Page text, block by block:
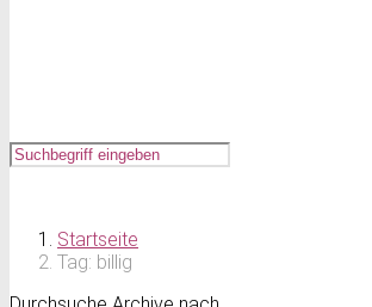
Startseite
Tag: billig